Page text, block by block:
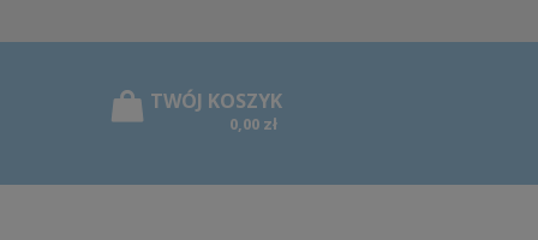
0,00 zł